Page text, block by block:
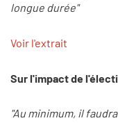
longue durée"
Voir l'extrait
Sur l'impact de
"Au minimum, il